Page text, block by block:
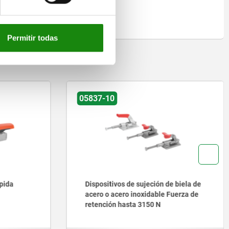
Permitir todas
05837-10
Dispositivos de sujeción de biela de
acero o acero inoxidable Fuerza de
retención hasta 3150 N